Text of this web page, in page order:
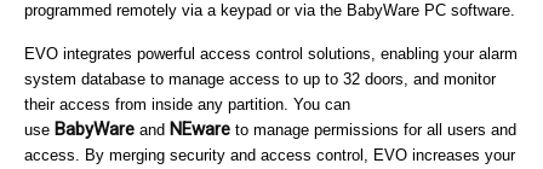
programmed remotely via a keypad or via the BabyWare PC software.
EVO integrates powerful access control solutions, enabling your alarm
system database to manage access to up to 32 doors, and monitor
their access from inside any partition. You can
use BabyWare and NEware to manage permissions for all users and
access. By merging security and access control, EVO increases your